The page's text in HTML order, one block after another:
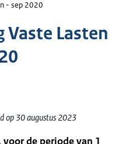
- sep 2020
Lasten
op 30 augustus 2023
de periode van 1